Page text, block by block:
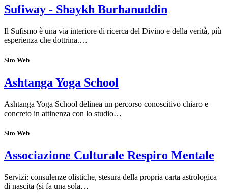
Sufiway - Shaykh Burhanuddin
Il Sufismo è una via interiore di ricerca del Divino e della verità, più
esperienza che dottrina.…
Sito Web
Ashtanga Yoga School
Ashtanga Yoga School delinea un percorso conoscitivo chiaro e
concreto in attinenza con lo studio…
Sito Web
Associazione Culturale Respiro Mentale
Servizi: consulenze olistiche, stesura della propria carta astrologica
di nascita (si fa una sola…